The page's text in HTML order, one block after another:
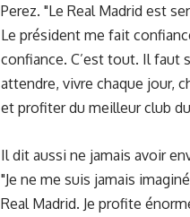
Perez. "Le Real Madrid est
Le président me fait
confiance. C’est tout. Il faut
attendre, vivre chaque jour,
et profiter du meilleur club
Il dit aussi ne jamais avoir
"Je ne me suis jamais
Real Madrid. Je profite